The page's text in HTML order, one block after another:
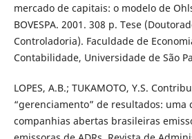
mercado de capitais: o modelo de
BOVESPA. 2001. 308 p. Tese
Controladoria). Faculdade de
Contabilidade, Universidade de São
LOPES, A.B.; TUKAMOTO, Y.S.
“gerenciamento” de resultados: uma
companhias abertas brasileiras